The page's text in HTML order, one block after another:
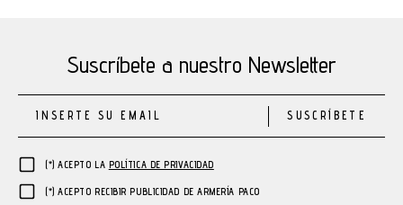
Suscríbete a nuestro Newsletter
(*) ACEPTO LA POLÍTICA DE PRIVACIDAD
(*) ACEPTO RECIBIR PUBLICIDAD DE ARMERÍA PACO
SUSCRÍBETE